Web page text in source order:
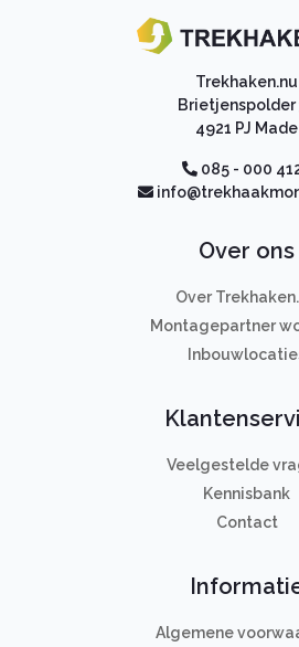
Trekhaken.nu
Brietjenspolder
4921 PJ Made
085 - 000
Over ons
Over
Montagepartner
Veelgestelde
Kennisbank
Contact
Algemene